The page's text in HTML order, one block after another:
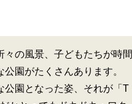
の風景、子どもたちが時間
園がたくさんあります。
公園となった姿、それが「T